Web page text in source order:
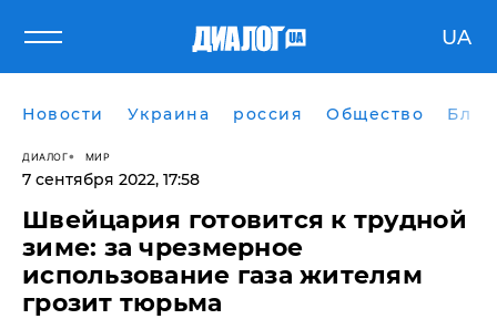
UA
Новости Украина россия Общество
ДИАЛОГ МИР
7 сентября 2022, 17:58
Швейцария готовится к трудной
зиме: за чрезмерное
использование газа жителям
грозит тюрьма